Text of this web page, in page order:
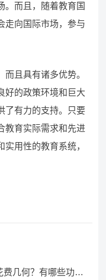
。而且，随着教育国
走向国际市场，参与
且具有诸多优势。
好的政策环境和巨大
了有力的支持。只要
教育实际需求和先进
用性的教育系统，
几何？有哪些功能?